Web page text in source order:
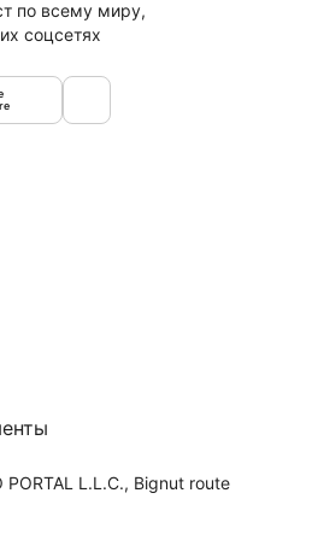
по всему миру,
соцсетях
L.L.C., Bignut route